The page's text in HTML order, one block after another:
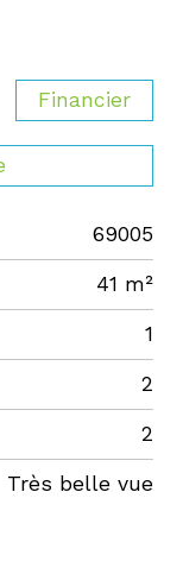
Financier
69005
41 m²
1
2
2
très belle vue